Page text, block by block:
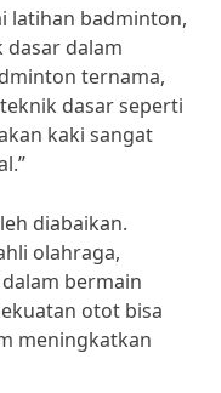
latihan badminton,
dalam
ternama,
dasar seperti
kaki sangat
diabaikan.
olahraga,
bermain
otot bisa
meningkatkan